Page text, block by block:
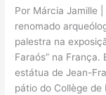
Por Márcia Jamille
renomado
palestra na
Faraós” na
estátua de Jean-
pátio do Collège